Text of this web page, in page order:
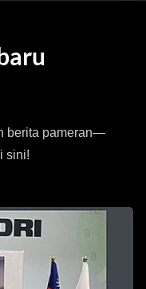
berita pameran—
sini!